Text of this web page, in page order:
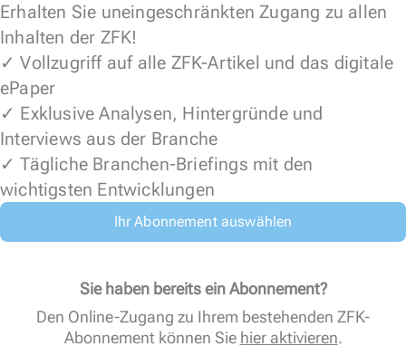
Erhalten Sie uneingeschränkten Zugang zu allen
Inhalten der ZFK!
✓ Vollzugriff auf alle ZFK-Artikel und das digitale
ePaper
✓ Exklusive Analysen, Hintergründe und
Interviews aus der Branche
✓ Tägliche Branchen-Briefings mit den
wichtigsten Entwicklungen
Ihr Abonnement auswählen
Sie haben bereits ein Abonnement?
Den Online-Zugang zu Ihrem bestehenden ZFK-
Abonnement können Sie hier aktivieren.